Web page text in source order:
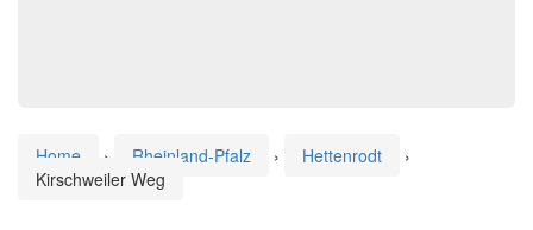
Home › Rheinland-Pfalz › Hettenrodt
›
Kirschweiler Weg